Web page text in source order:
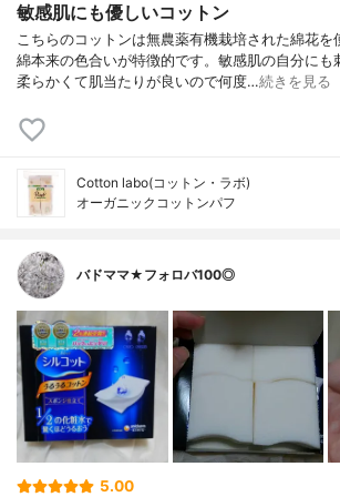
敏感肌にも優しいコットン
こちらのコットンは無農薬有機栽培された綿花を
綿本来の色合いが特徴的です。敏感肌の自分にも
柔らかくて肌当たりが良いので何度…続きを見る
Cotton labo(コットン・ラボ)
オーガニックコットンパフ
バドママ★フォロバ100◎
5.00